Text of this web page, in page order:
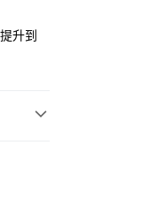
升到